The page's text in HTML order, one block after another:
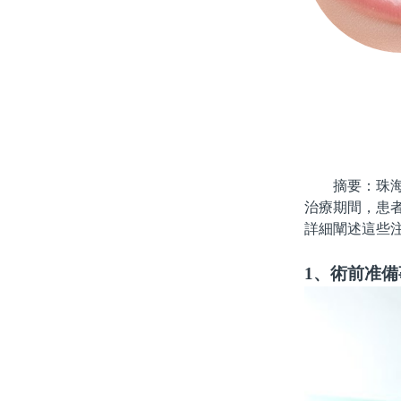
摘要：珠海
治療期間，患
詳細闡述這些
1、術前准